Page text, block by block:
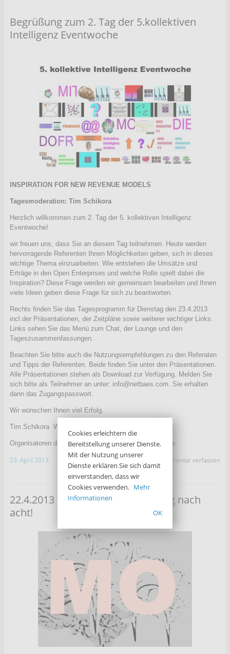
Begrüßung zum 2. Tag der 5.kollektiven
Intelligenz Eventwoche
INSPIRATION FOR NEW REVENUE MODELS
Tagesmoderation: Tim Schikora
Herzlich willkommen zum 2. Tag der 5. kollektiven Intelligenz
Eventwoche!
wir freuen uns, dass Sie an diesem Tag teilnehmen. Heute werden
hervorragende Referenten Ihnen Möglichkeiten geben, sich in dieses
wichtige Thema einzuarbeiten. Wie entstehen die Umsätze und
Erträge in den Open Enterprises und welche Rolle spielt dabei die
Inspiration? Diese Frage werden wir gemeinsam bearbeiten und Ihnen
viele Ideen geben diese Frage für sich zu beantworten.
Rechts finden Sie das Tagesprogramm für Dienstag den 23.4.2013
incl.der Präsentationen, der Zeitpläne sowie weiterer wichtiger Links.
Links sehen Sie das Menü zum Chat, der Lounge und den
Tageszusammenfassungen.
Beachten Sie bitte auch die Nutzungsempfehlungen zu den Referaten
und Tipps der Referenten. Beide finden Sie unter den Präsentationen.
Alle Präsentationen stehen als Download zur Verfügung. Melden Sie
sich bitte als Teilnehmer an unter: info@netbaes.com. Sie erhalten
dann das Zugangspasswort.
Wir wünschen Ihnen viel Erfolg.
Tim Schikora Wolfhart Hildebrandt
Organisatoren der 5. kollektiven Intelligenz Eventwoche
23. April 2013 Kommentar verfassen
22.4.2013 Tageszusammenfassung nach
acht!
Cookies erleichtern die
Bereitstellung unserer Dienste.
Mit der Nutzung unserer
Dienste erklären Sie sich damit
einverstanden, dass wir
Cookies verwenden. Mehr
Informationen
OK